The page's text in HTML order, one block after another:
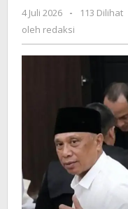
4 Juli 2026
oleh
redaksi
-
113 Dilihat
oleh redaksi